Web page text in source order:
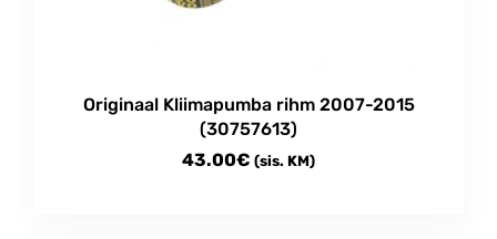
Originaal Kliimapumba rihm 2007-2015
(30757613)
43.00€ (sis. KM)